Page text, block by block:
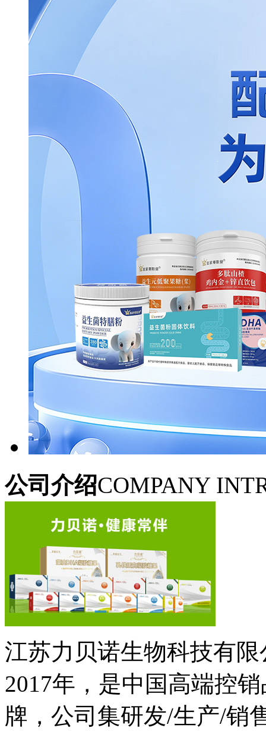
公司介绍COMPANY
江苏力贝诺生物科技有
2017年，是中国高端控
牌，公司集研发/生产/销